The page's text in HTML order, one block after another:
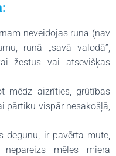
neveidojas runa (nav
runā „savā valodā”,
žestus vai atsevišķas
mēdz aizrīties, grūtības
pārtiku vispār nesakošļā,
degunu, ir pavērta mute,
nepareizs mēles miera